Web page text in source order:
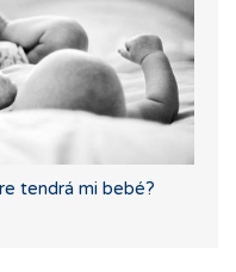
tendrá mi bebé?